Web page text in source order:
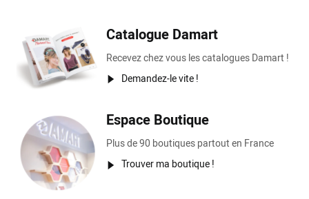
Catalogue Damart
Recevez chez vous les catalogues Damart !
Demandez-le vite !
Espace Boutique
Plus de 90 boutiques partout en France
Trouver ma boutique !